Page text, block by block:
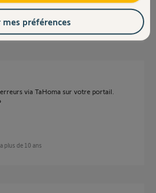
plus de 10 ans
via TaHoma sur votre portail.
plus de 10 ans
mes préférences